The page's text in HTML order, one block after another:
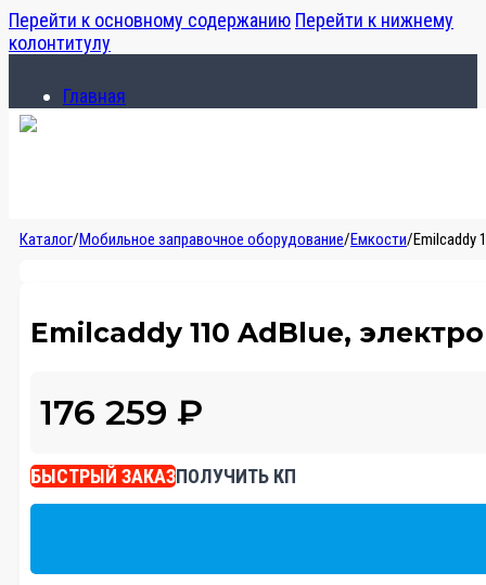
Перейти к основному содержанию Перейти к нижнему
колонтитулу
Главная
Каталог
Каталог/Мобильное заправочное оборудование/Емкости/Emilcaddy
Emilcaddy 110 AdBlue,
176 259 ₽
БЫСТРЫЙ ЗАКАЗПОЛУЧИТЬ КП